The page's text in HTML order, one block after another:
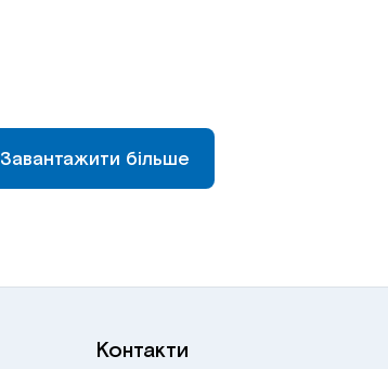
Завантажити більше
Контакти